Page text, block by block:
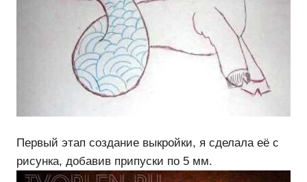
Первый этап создание выкройки, я сделала её с
рисунка, добавив припуски по 5 мм.